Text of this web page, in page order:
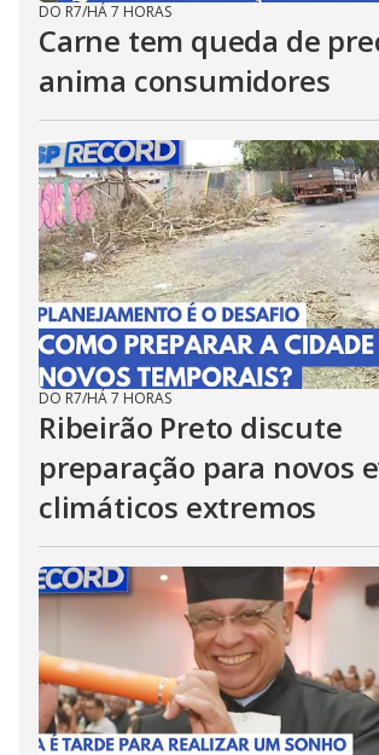
DO R7/HÁ 7 HORAS
Carne tem queda de
anima consumidores
DO R7/HÁ 7 HORAS
Ribeirão Preto discute
preparação para novos
climáticos extremos